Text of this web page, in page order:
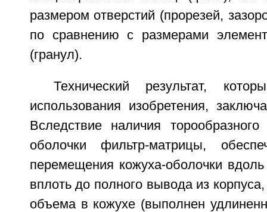
размером отверстий (прорезей,
по сравнению с размерами
(гранул).
Технический результат,
использования изобретения,
Вследствие наличия торообразного
оболочки фильтр-матрицы,
перемещения кожуха-оболочки вдоль
вплоть до полного вывода из
объема в кожухе (выполнен